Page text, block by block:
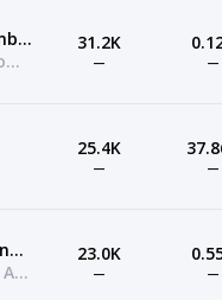
Ministerio TIC Colombia
@Ministerio TIC Colombia
31.2K
— —
25.4K
— —
Universidad de los Andes
@Universidad de los Andes
23.0K
— —